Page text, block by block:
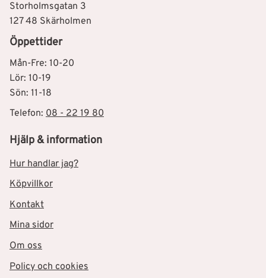
Storholmsgatan 3
127 48 Skärholmen
Öppettider
Mån-Fre: 10-20
Lör: 10-19
Sön: 11-18
Telefon: 08 - 22 19 80
Hjälp & information
Hur handlar jag?
Köpvillkor
Kontakt
Mina sidor
Om oss
Policy och cookies